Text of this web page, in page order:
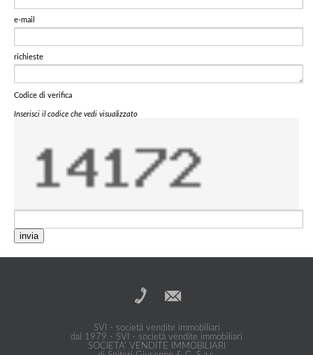
e-mail
richieste
Codice di verifica
Inserisci il codice che vedi visualizzato
invia
SVI - società vendite immobiliari
dal 1979 - SVI - società vendite immobiliari
SOCIETA' VENDITE IMMOBILIARI